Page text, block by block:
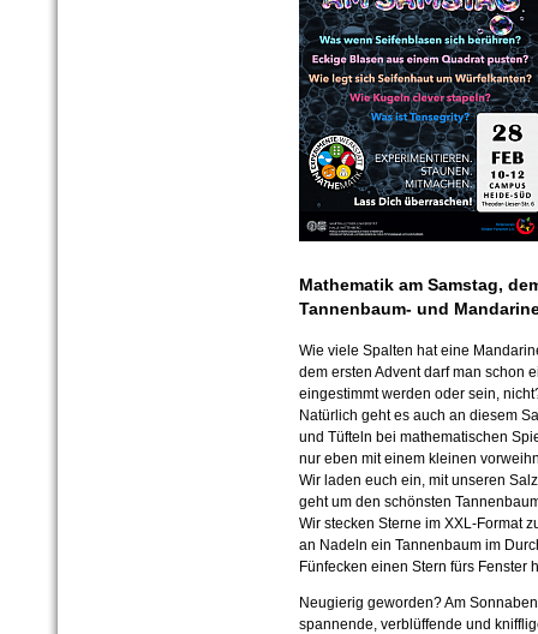
Mathematik am Samstag,
Tannenbaum- und
Wie viele Spalten hat eine
dem ersten Advent darf man schon
eingestimmt werden oder sein,
Natürlich geht es auch an diesem
und Tüfteln bei mathematischen
nur eben mit einem kleinen
Wir laden euch ein, mit unseren
geht um den schönsten
Wir stecken Sterne im XXL-Format
an Nadeln ein Tannenbaum im
Fünfecken einen Stern fürs Fenster
Neugierig geworden? Am
spannende, verblüffende und